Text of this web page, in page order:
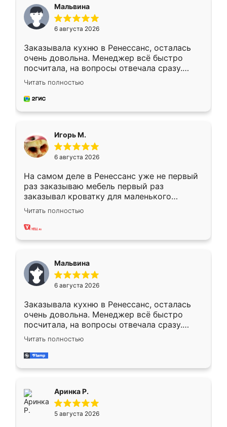
Мальвина
6 августа 2026
Заказывала кухню в Ренессанс, осталась
очень довольна. Менеджер всё быстро
посчитала, на вопросы отвечала сразу.
Замерщик приехал в субботу, подошёл к
делу со всей ответственностью. Собрали
за день, ребята работали аккуратно, даже
Читать полностью
Игорь М.
6 августа 2026
На самом деле в Ренессанс уже не первый
раз заказываю мебель первый раз
заказывал кроватку для маленького
ребёнка при его рождении ,во второй раз
заказал шкаф-купе. По качеству очень
хорошее сборка достаточно быстрая,
меньше, здесь же он более разнообразный.
Мне нравится ,если что-то потребуется из
мебели буду заказывать только здесь.
Читать полностью
Мальвина
6 августа 2026
Заказывала кухню в Ренессанс, осталась
очень довольна. Менеджер всё быстро
посчитала, на вопросы отвечала сразу.
Замерщик приехал в субботу, подошёл к
делу со всей ответственностью. Собрали
за день, ребята работали аккуратно, даже
Читать полностью
Аринка Р.
5 августа 2026